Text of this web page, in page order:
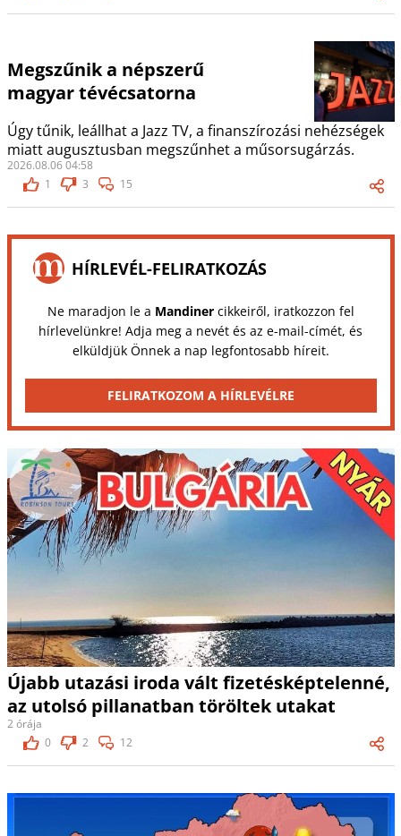
Megszűnik a népszerű
magyar tévécsatorna
Úgy tűnik, leállhat a Jazz TV, a finanszírozási nehézségek
miatt augusztusban megszűnhet a műsorsugárzás.
2026.08.06 04:58
1
3 15
HÍRLEVÉL-FELIRATKOZÁS
Ne maradjon le a Mandinercikkeiről, iratkozzon fel
hírlevelünkre! Adja meg a nevét és az e-mail-címét, és
elküldjük Önnek a nap legfontosabb híreit.
FELIRATKOZOM A HÍRLEVÉLRE
Újabb utazási iroda vált fizetésképtelenné,
az utolsó pillanatban töröltek utakat
2 órája
0
2 12